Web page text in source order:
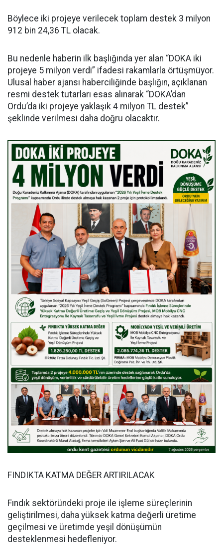
Böylece iki projeye verilecek toplam destek 3 milyon
912 bin 24,36 TL olacak.
Bu nedenle haberin ilk başlığında yer alan “DOKA iki
projeye 5 milyon verdi” ifadesi rakamlarla örtüşmüyor.
Ulusal haber ajansı haberciliğinde başlığın, açıklanan
resmi destek tutarları esas alınarak “DOKA’dan
Ordu’da iki projeye yaklaşık 4 milyon TL destek”
şeklinde verilmesi daha doğru olacaktır.
FINDIKTA KATMA DEĞER ARTIRILACAK
Fındık sektöründeki proje ile işleme süreçlerinin
geliştirilmesi, daha yüksek katma değerli üretime
geçilmesi ve üretimde yeşil dönüşümün
desteklenmesi hedefleniyor.